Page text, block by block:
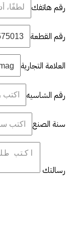
رقم هاتفك
رقم القطعة
العلامة التجارية
رقم الشاسيه
سنة الصنع
رسالتك